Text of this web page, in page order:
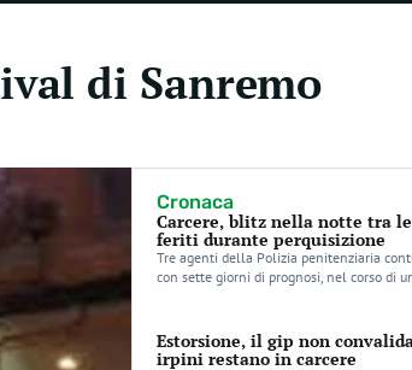
di Sanremo
Cronaca
Carcere, blitz nella notte tra
feriti durante perquisizione
Tre agenti della Polizia penitenziaria
con sette giorni di prognosi, nel corso di
Estorsione, il gip non
irpini restano in carcere